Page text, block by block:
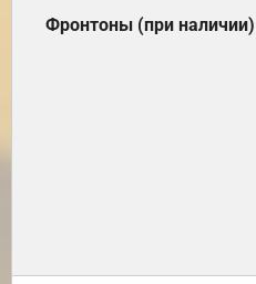
Фронтоны (при наличии)